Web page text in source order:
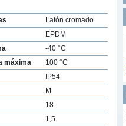
Latón cromado
EPDM
-40 °C
máxima
100 °C
IP54
M
18
1,5